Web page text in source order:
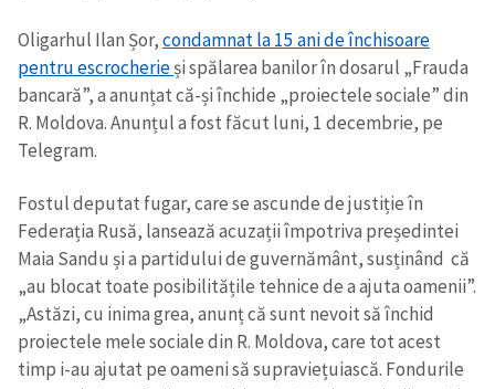
Oligarhul Ilan Șor,condamnat la 15 ani de închisoare
pentru escrocherieși spălarea banilor în dosarul „Frauda
bancară”, a anunțat că-și închide „proiectele sociale” din
R. Moldova. Anunțul a fost făcut luni, 1 decembrie, pe
Telegram.
Fostul deputat fugar, care se ascunde de justiție în
Federația Rusă, lansează acuzații împotriva președintei
Maia Sandu și a partidului de guvernământ, susținând că
„au blocat toate posibilitățile tehnice de a ajuta oamenii”.
„Astăzi, cu inima grea, anunț că sunt nevoit să închid
proiectele mele sociale din R. Moldova, care tot acest
timp i-au ajutat pe oameni să supraviețuiască. Fondurile